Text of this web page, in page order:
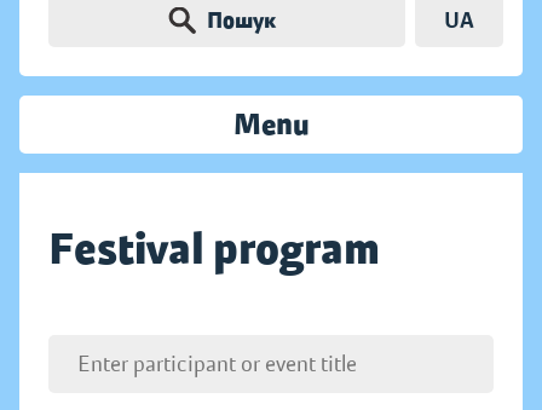
Пошук UA
Menu
Festival program